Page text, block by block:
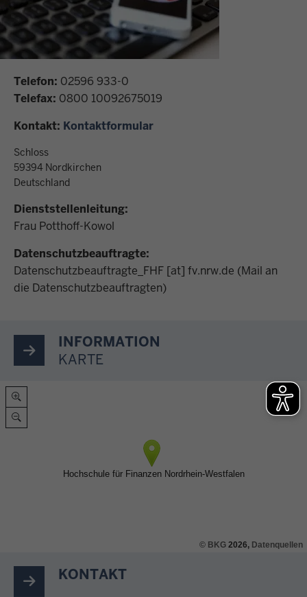
Telefon: 02596 933-0
Telefax: 0800 10092675019
Kontakt: Kontaktformular
Schloss
59394 Nordkirchen
Deutschland
Dienststellenleitung:
Frau Potthoff-Kowol
Datenschutzbeauftragte:
Datenschutzbeauftragte_FHF [at] fv.nrw.de (Mail an
die Datenschutzbeauftragten)
INFORMATION
KARTE
© BKG 2026, Datenquellen
KONTAKT